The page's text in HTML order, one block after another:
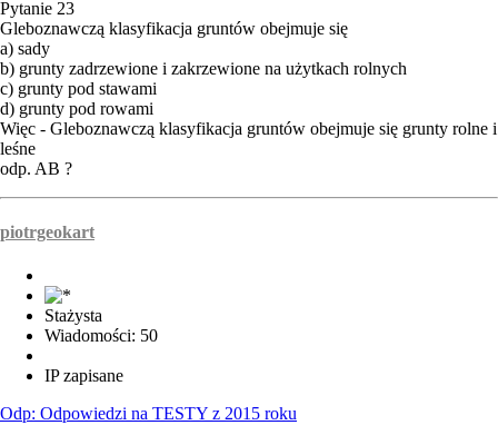
Pytanie 23
Gleboznawczą klasyfikacja gruntów obejmuje się
a) sady
b) grunty zadrzewione i zakrzewione na użytkach rolnych
c) grunty pod stawami
d) grunty pod rowami
Więc - Gleboznawczą klasyfikacja gruntów obejmuje się grunty rolne i
leśne
odp. AB ?
piotrgeokart
Stażysta
Wiadomości: 50
IP zapisane
Odp: Odpowiedzi na TESTY z 2015 roku